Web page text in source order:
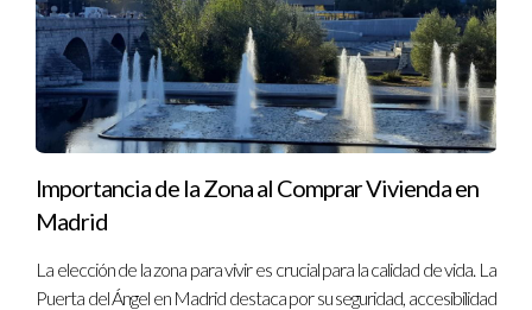
Importancia de la Zona al Comprar Vivienda en
Madrid
La elección de la zona para vivir es crucial para la calidad de vida. La
Puerta del Ángel en Madrid destaca por su seguridad, accesibilidad